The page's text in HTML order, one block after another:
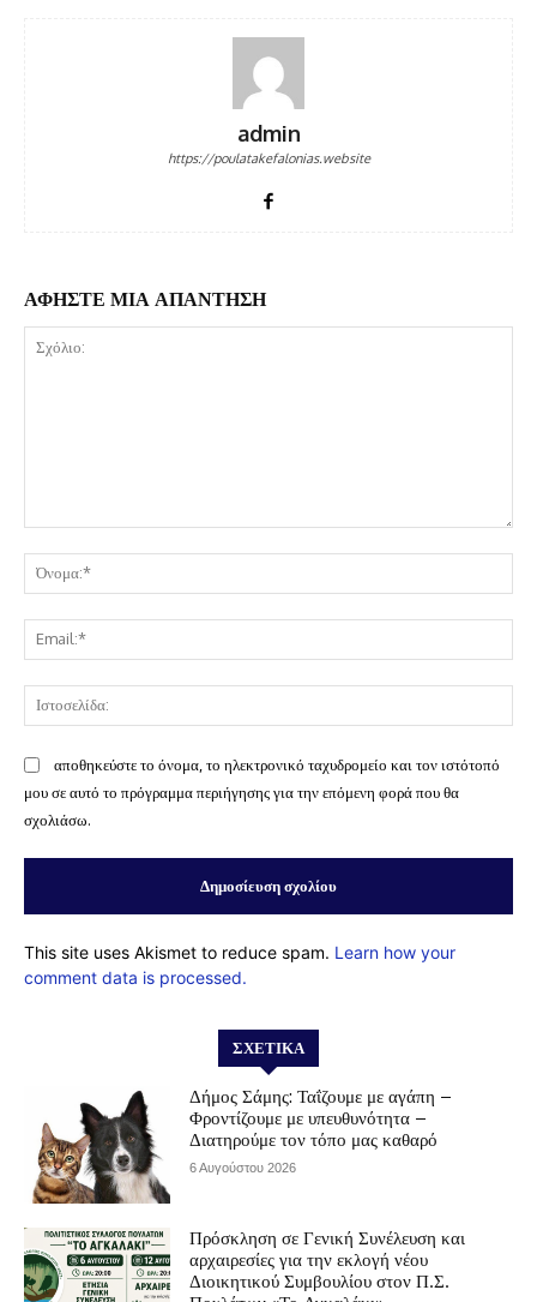
admin
https://poulatakefalonias.website
ΑΦΗΣΤΕ ΜΙΑ ΑΠΑΝΤΗΣΗ
αποθηκεύστε το όνομα, το ηλεκτρονικό ταχυδρομείο και τον ιστότοπό
μου σε αυτό το πρόγραμμα περιήγησης για την επόμενη φορά που θα
σχολιάσω.
This site uses Akismet to reduce spam. Learn how your
comment data is processed.
ΣΧΕΤΙΚΆ
Δήμος Σάμης: Ταΐζουμε με αγάπη –
Φροντίζουμε με υπευθυνότητα –
Διατηρούμε τον τόπο μας καθαρό
6 Αυγούστου 2026
Πρόσκληση σε Γενική Συνέλευση και
αρχαιρεσίες για την εκλογή νέου
Διοικητικού Συμβουλίου στον Π.Σ.